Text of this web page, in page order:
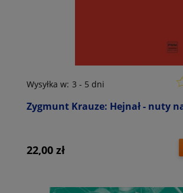
Zygmunt Krauze: Hejnał - nuty
Wysyłka w: 3 - 5 dni
22,00 zł